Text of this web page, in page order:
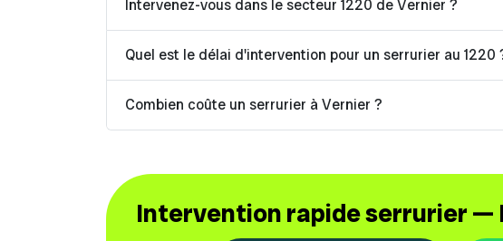
Intervenez-vous dans le secteur 1220 de Vernier ?
Quel est le délai d'intervention pour un serrurier au 1220
Combien coûte un serrurier à Vernier ?
Intervention rapide serrurier —